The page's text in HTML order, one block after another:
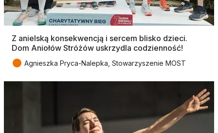
Z anielską konsekwencją i sercem blisko dzieci.
Dom Aniołów Stróżów uskrzydla codzienność!
● Agnieszka Pryca-Nalepka, Stowarzyszenie MOST